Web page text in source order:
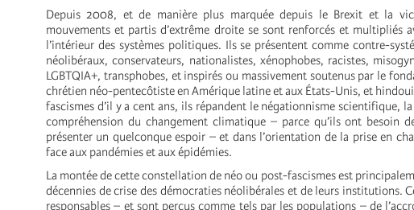
Depuis 2008, et de manière plus marquée depuis le Brexit et la
mouvements et partis d’extrême droite se sont renforcés et multipliés
l’intérieur des systèmes politiques. Ils se présentent comme contre-
néolibéraux, conservateurs, nationalistes, xénophobes, racistes,
LGBTQIA+, transphobes, et inspirés ou massivement soutenus par le
chrétien néo-pentecôtiste en Amérique latine et aux États-Unis, et
fascismes d’il y a cent ans, ils répandent le négationnisme scientifique,
compréhension du changement climatique – parce qu’ils ont besoin
présenter un quelconque espoir – et dans l’orientation de la prise en
face aux pandémies et aux épidémies.
La montée de cette constellation de néo ou post-fascismes est
décennies de crise des démocraties néolibérales et de leurs institutions.
responsables – et sont perçus comme tels par les populations – de